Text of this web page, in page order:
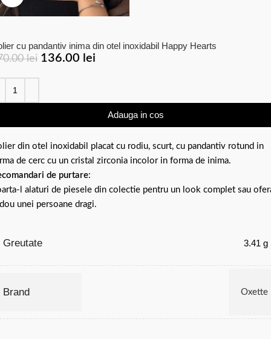
cu pandantiv inima din otel inoxidabil Happy Hearts
lei 136.00 lei
Adauga in cos
din otel inoxidabil placat cu rodiu, scurt, cu pandantiv rotund in
de cerc cu un cristal zirconia incolor in forma de inima.
de purtare:
l alaturi de piesele din colectie pentru un look complet sau
unei persoane dragi.
Greutate 3.41 g
Brand Oxette